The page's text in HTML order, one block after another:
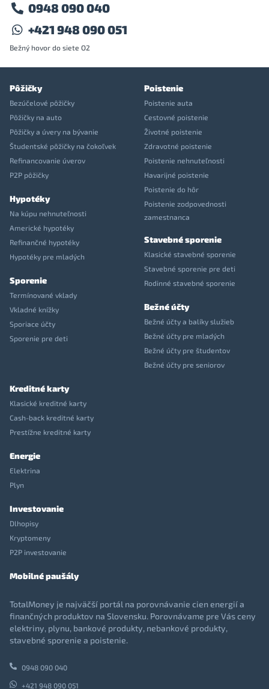
0948 090 040
+421 948 090 051
Bežný hovor do siete O2
Pôžičky
Bezúčelové pôžičky
Pôžičky na auto
Pôžičky a úvery na bývanie
Študentské pôžičky na čokoľvek
Refinancovanie úverov
P2P pôžičky
Hypotéky
Na kúpu nehnuteľnosti
Americké hypotéky
Refinančné hypotéky
Hypotéky pre mladých
Sporenie
Termínované vklady
Vkladné knížky
Sporiace účty
Sporenie pre deti
Poistenie
Poistenie auta
Cestovné poistenie
Životné poistenie
Zdravotné poistenie
Poistenie nehnuteľnosti
Havarijné poistenie
Poistenie do hôr
Poistenie zodpovednosti
zamestnanca
Stavebné sporenie
Klasické stavebné sporenie
Stavebné sporenie pre deti
Rodinné stavebné sporenie
Bežné účty
Bežné účty a balíky služieb
Bežné účty pre mladých
Bežné účty pre študentov
Bežné účty pre seniorov
Kreditné karty
Klasické kreditné karty
Cash-back kreditné karty
Prestížne kreditné karty
Energie
Elektrina
Plyn
Investovanie
Dlhopisy
Kryptomeny
P2P investovanie
Mobilné paušály
TotalMoney je najväčší portál na porovnávanie cien energií a
finančných produktov na Slovensku. Porovnávame pre Vás ceny
elektriny, plynu, bankové produkty, nebankové produkty,
stavebné sporenie a poistenie.
0948 090 040
+421 948 090 051